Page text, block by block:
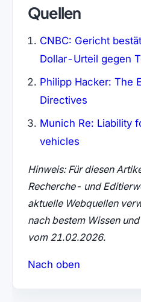
Quellen
CNBC: Gericht
Dollar-Urteil gegen
Philipp Hacker: The
Directives
Munich Re: Liability
vehicles
Hinweis: Für diesen
Recherche- und
aktuelle Webquellen
nach bestem Wissen
vom 21.02.2026.
Nach oben